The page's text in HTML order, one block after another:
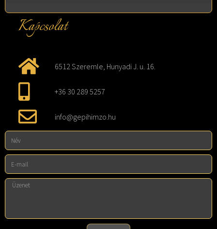
Kapcsolat
6512 Szeremle, Hunyadi J. u. 16.
+36 30 289 5257
info@gepihimzo.hu